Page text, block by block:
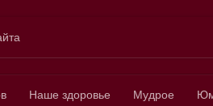
Наше здоровье Мудрое